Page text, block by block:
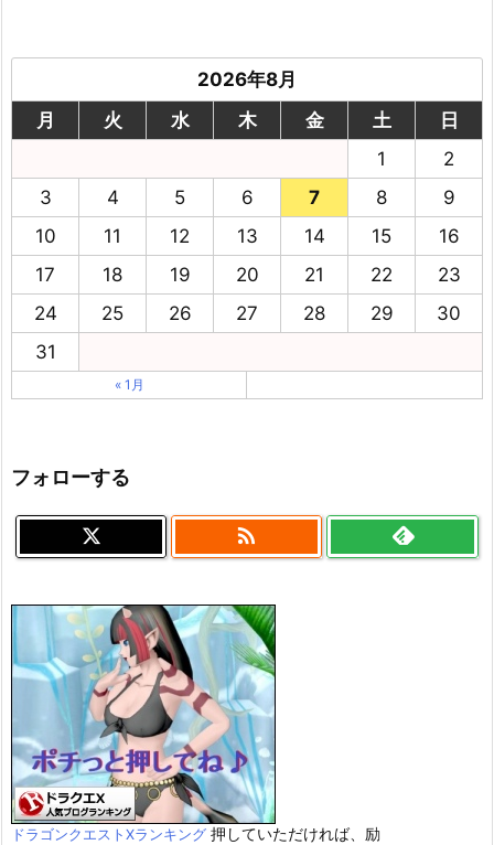
2026年8月
月
火 水 木 金 土
日
1
2
3
4 5 6 7 8
9
10
11 12 13 14 15
16
17
18 19 20 21 22
23
24
25 26 27 28 29
30
31
« 1月
フォローする

ドラゴンクエストXランキング 押していただければ、励